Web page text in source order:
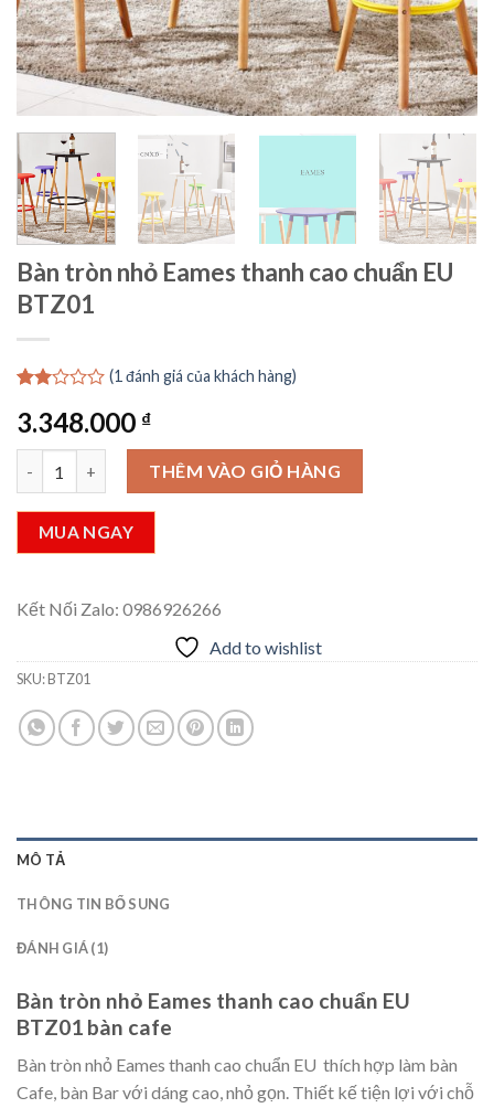
Bàn tròn nhỏ Eames thanh cao chuẩn EU
BTZ01
trên
5
dựa
trên
đánh
giá
(1 đánh giá của khách hàng)
3.348.000 ₫
Bàn tròn nhỏ Eames thanh cao chuẩn EU BTZ01 số lượng
THÊM VÀO GIỎ HÀNG
MUA NGAY
Kết Nối Zalo: 0986926266
Add to wishlist
SKU:BTZ01
MÔ TẢ
THÔNG TIN BỔ SUNG
ĐÁNH GIÁ (1)
Bàn tròn nhỏ Eames thanh cao chuẩn EU
BTZ01 bàn cafe
Bàn tròn nhỏ Eames thanh cao chuẩn EU thích hợp làm bàn
Cafe, bàn Bar với dáng cao, nhỏ gọn. Thiết kế tiện lợi với chỗ